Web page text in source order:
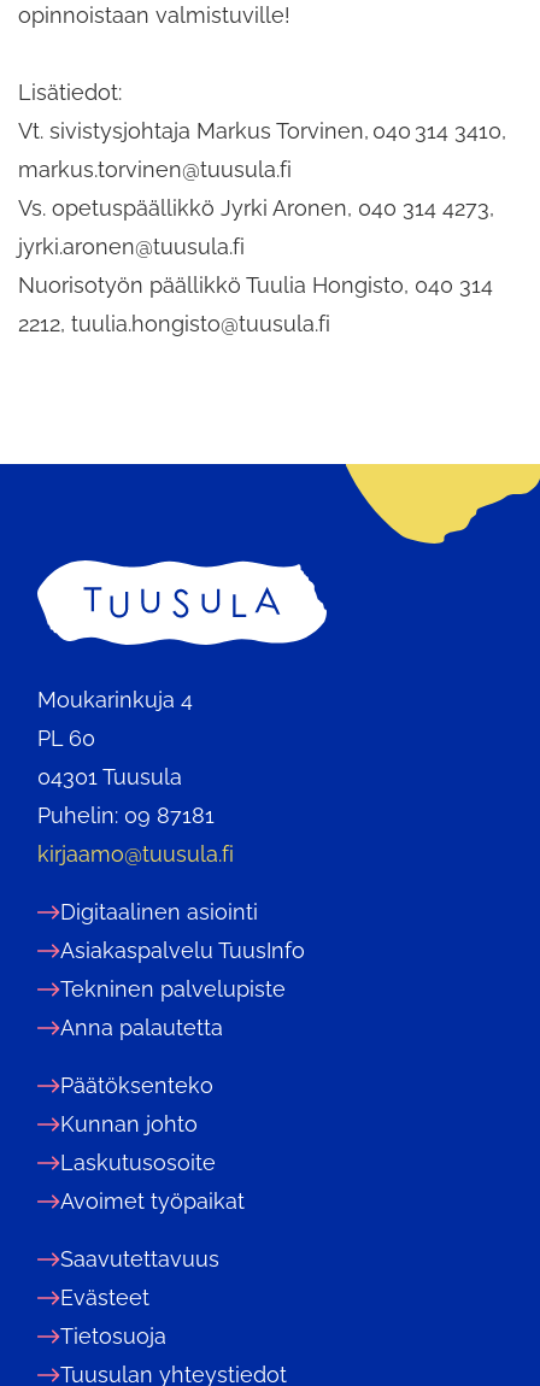
opinnoistaan valmistuville!
Lisätiedot:
Vt. sivistysjohtaja Markus Torvinen, 040 314 3410,
markus.torvinen@tuusula.fi
Vs. opetuspäällikkö Jyrki Aronen, 040 314 4273,
jyrki.aronen@tuusula.fi
Nuorisotyön päällikkö Tuulia Hongisto, 040 314
2212, tuulia.hongisto@tuusula.fi
Etusivu
Moukarinkuja 4
PL 60
04301 Tuusula
Puhelin: 09 87181
kirjaamo@tuusula.fi
Digitaalinen asiointi
Asiakaspalvelu TuusInfo
Tekninen palvelupiste
Anna palautetta
Päätöksenteko
Kunnan johto
Laskutusosoite
Avoimet työpaikat
Saavutettavuus
Evästeet
Tietosuoja
Tuusulan yhteystiedot